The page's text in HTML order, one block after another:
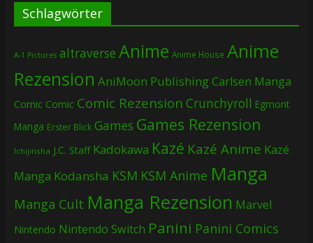
Schlagwörter
A-1 Pictures altraverse Anime Anime House Anime
Rezension AniMoon PublishingCarlsen Manga
Comic Comic Comic Rezension Crunchyroll Egmont
Manga Erster Blick Games Games Rezension
Ichijinsha J.C. Staff Kadokawa Kazé Kazé Anime Kazé
Manga Kodansha KSM KSM Anime Manga
Manga Cult Manga Rezension Marvel
Nintendo Nintendo Switch Panini Panini Comics